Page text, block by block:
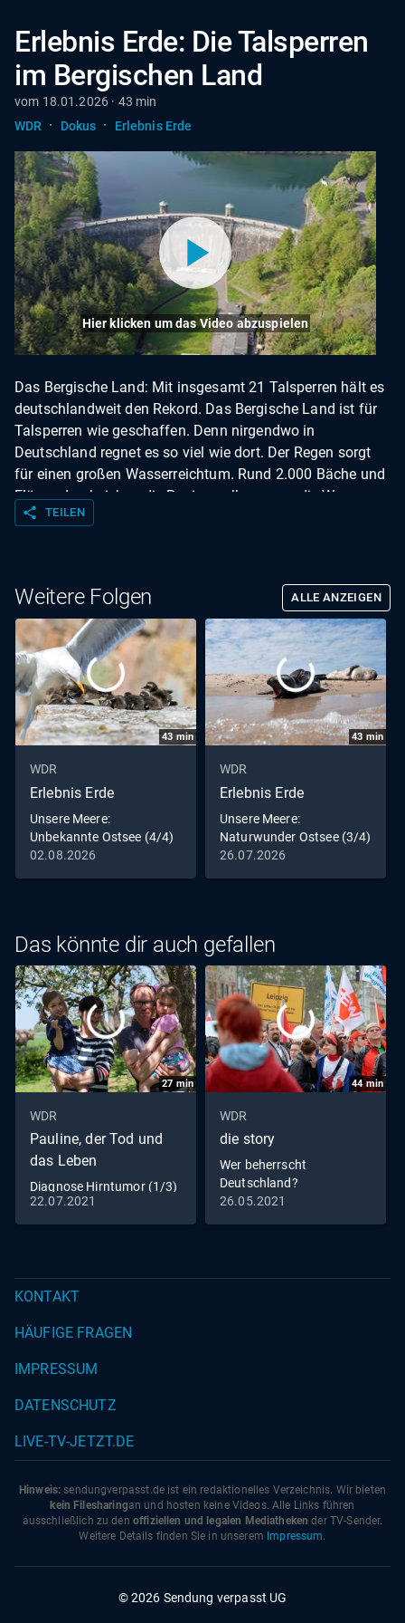
Erlebnis Erde: Die Talsperren
im Bergischen Land
vom 18.01.2026 · 43 min
WDR
· Dokus · Erlebnis Erde
Hier klicken um das Video abzuspielen
Das Bergische Land: Mit insgesamt 21 Talsperren hält es
deutschlandweit den Rekord. Das Bergische Land ist für
Talsperren wie geschaffen. Denn nirgendwo in
Deutschland regnet es so viel wie dort. Der Regen sorgt
für einen großen Wasserreichtum. Rund 2.000 Bäche und
Flüsse durchziehen die Region - allen voran die Wupper.
Bereits vor über 130 Jahren begannen die Menschen,
share TEILEN
Weitere Folgen ALLE ANZEIGEN
43 min
WDR
Erlebnis Erde
Unsere Meere:
Unbekannte Ostsee (4/4)
02.08.2026
43 min
WDR
Erlebnis Erde
Unsere Meere:
Naturwunder Ostsee (3/4)
26.07.2026
Das könnte dir auch gefallen
27 min
WDR
Pauline, der Tod und
das Leben
Diagnose Hirntumor (1/3)
22.07.2021
44min
WDR
die story
Wer beherrscht
Deutschland?
26.05.2021
KONTAKT
HÄUFIGE FRAGEN
IMPRESSUM
DATENSCHUTZ
LIVE-TV-JETZT.DE
Hinweis: sendungverpasst.de ist ein redaktionelles Verzeichnis. Wir bieten
kein Filesharingan und hosten keine Videos. Alle Links führen
ausschließlich zu den offiziellen und legalen Mediatheken der TV-Sender.
Weitere Details finden Sie in unserem Impressum.
© 2026 Sendung verpasst UG